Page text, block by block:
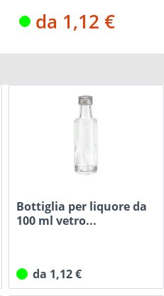
da 1,12 €
Bottiglia per liquore da
100 ml vetro...
da 1,12 €